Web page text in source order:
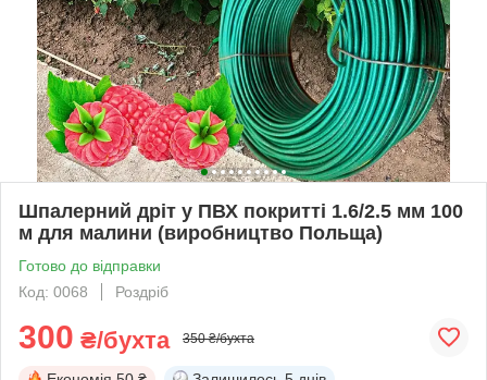
Шпалерний дріт у ПВХ покритті 1.6/2.5 мм 100
м для малини (виробництво Польща)
Готово до відправки
Код: 0068
Роздріб
300 ₴/бухта 350 ₴/бухта